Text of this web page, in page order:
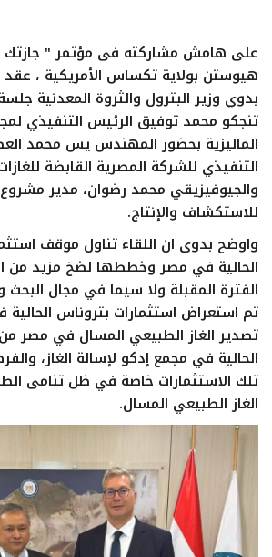
هيوستن بولاية تكساس الأمريكية ،
بدوي وزير البترول والثروة المعدنية
تنجكو محمد توفيق الرئيس التنفيذي
الماليزية بحضور المهندس يس محمد
التنفيذي للشركة المصرية القابضة
والجيوفيزيقي محمد رضوان، مدير
للاستكشاف والإنتاج.
واوضح بدوى ان اللقاء تناول موقف
الحالية في مصر وخططها لضخ مزيد من
الفترة المقبلة ولا سيما في مجال
تم استعراض استثمارات بتروناس
تصدير الغاز الطبيعي المسال في مصر
الحالية في مجمع إدكو لإسالة الغاز،
تلك الاستثمارات خاصة في ظل تنامى
الغاز الطبيعي المسال.